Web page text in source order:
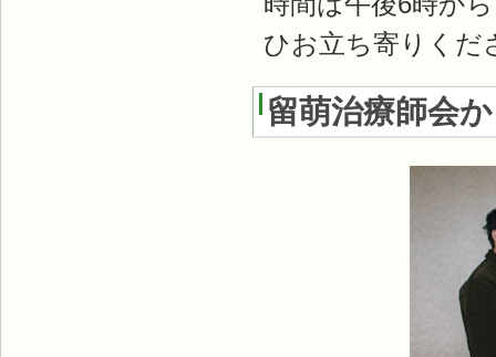
ひお立ち寄りくだ
留萌治療師会